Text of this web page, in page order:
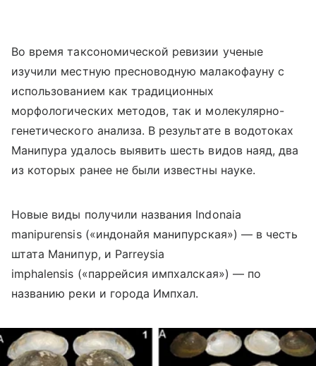
Во время таксономической ревизии ученые
изучили местную пресноводную малакофауну с
использованием как традиционных
морфологических методов, так и молекулярно-
генетического анализа. В результате в водотоках
Манипура удалось выявить шесть видов наяд, два
из которых ранее не были известны науке.
Новые виды получили названия Indonaia
manipurensis («индонайя манипурская») — в честь
штата Манипур, и Parreysia
imphalensis («паррейсия импхалская») — по
названию реки и города Импхал.